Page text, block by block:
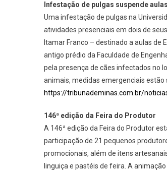
Infestação de pulgas suspende aulas
Uma infestação de pulgas na
atividades presenciais em dois de
Itamar Franco – destinado a aulas de
antigo prédio da Faculdade de
pela presença de cães infectados no
animais, medidas emergenciais estão
https://tribunademinas.com.br/
146ª edição da Feira do Produtor
A 146ª edição da Feira do Produtor
participação de 21 pequenos
promocionais, além de itens
linguiça e pastéis de feira. A